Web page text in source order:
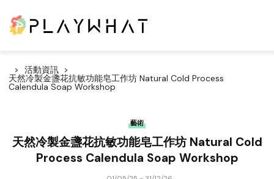
活動資訊
天然冷製金盞花抗敏功能皂工作坊 Natural Cold Process
Calendula Soap Workshop
藝術
天然冷製金盞花抗敏功能皂工作坊 Natural Cold
Process Calendula Soap Workshop